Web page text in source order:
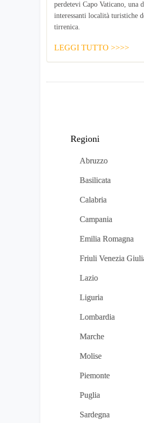
perdetevi Capo Vaticano, una
interessanti località turistiche
tirrenica.
LEGGI TUTTO >>>>
Regioni
Abruzzo
Basilicata
Calabria
Campania
Emilia Romagna
Friuli Venezia
Lazio
Liguria
Lombardia
Marche
Molise
Piemonte
Puglia
Sardegna